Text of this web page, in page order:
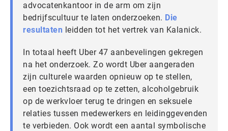
advocatenkantoor in de arm om zijn
bedrijfscultuur te laten onderzoeken. Die
resultaten leidden tot het vertrek van Kalanick.
In totaal heeft Uber 47 aanbevelingen gekregen
na het onderzoek. Zo wordt Uber aangeraden
zijn culturele waarden opnieuw op te stellen,
een toezichtsraad op te zetten, alcoholgebruik
op de werkvloer terug te dringen en seksuele
relaties tussen medewerkers en leidinggevenden
te verbieden. Ook wordt een aantal symbolische